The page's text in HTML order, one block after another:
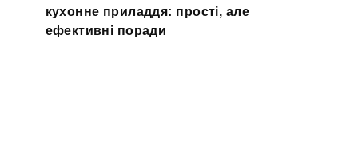
кухонне приладдя: прості, але
ефективні поради